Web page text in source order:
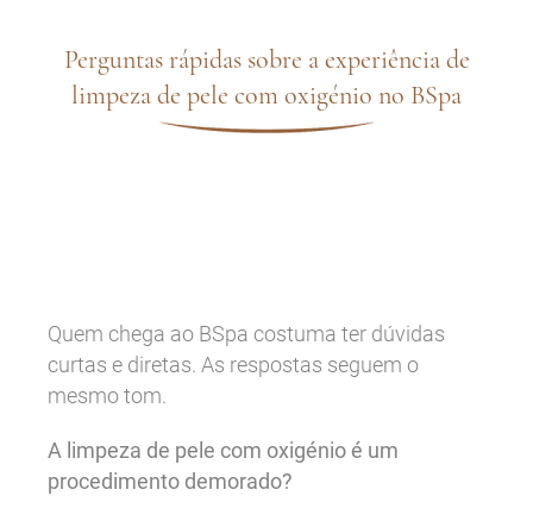
Perguntas rápidas sobre a experiência de
limpeza de pele com oxigénio no BSpa
Quem chega ao BSpa costuma ter dúvidas
curtas e diretas. As respostas seguem o
mesmo tom.
A limpeza de pele com oxigénio é um
procedimento demorado?